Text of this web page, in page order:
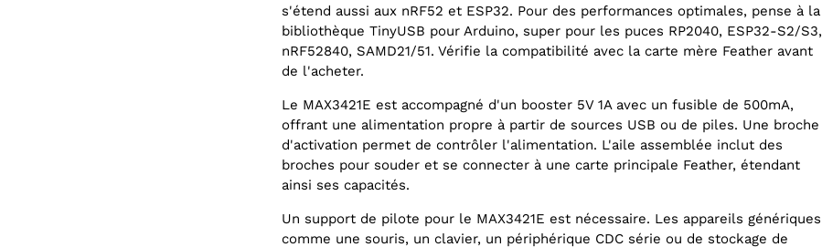
s'étend aussi aux nRF52 et ESP32. Pour des performances optimales, pense à la
bibliothèque TinyUSB pour Arduino, super pour les puces RP2040, ESP32-S2/S3,
nRF52840, SAMD21/51. Vérifie la compatibilité avec la carte mère Feather avant
de l'acheter.
Le MAX3421E est accompagné d'un booster 5V 1A avec un fusible de 500mA,
offrant une alimentation propre à partir de sources USB ou de piles. Une broche
d'activation permet de contrôler l'alimentation. L'aile assemblée inclut des
broches pour souder et se connecter à une carte principale Feather, étendant
ainsi ses capacités.
Un support de pilote pour le MAX3421E est nécessaire. Les appareils génériques
comme une souris, un clavier, un périphérique CDC série ou de stockage de